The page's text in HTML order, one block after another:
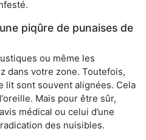
piqûre de punaises de
ou même les
dans votre zone. Toutefois,
lit sont souvent alignées. Cela
Mais pour être sûr,
médical ou celui d’une
des nuisibles.